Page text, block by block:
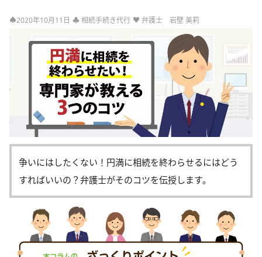
♠2020年10月11日 ♣ 相続手続き代行 ♥ 弁護士 岩壁 美莉
争いにはしたくない！円満に相続を終わらせるにはどう
すればいいの？弁護士がそのコツを伝授します。